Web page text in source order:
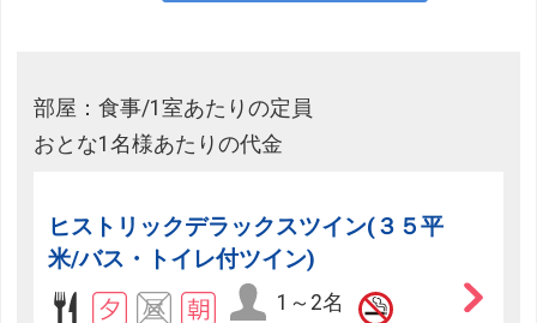
部屋：食事/1室あたりの定員
おとな1名様あたりの代金
ヒストリックデラックスツイン(３５平
米/バス・トイレ付ツイン)
1～2名